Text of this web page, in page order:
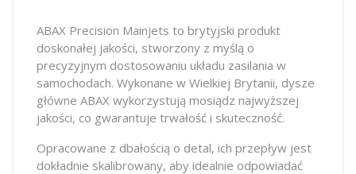
ABAX Precision Mainjets to brytyjski produkt
doskonałej jakości, stworzony z myślą o
precyzyjnym dostosowaniu układu zasilania w
samochodach. Wykonane w Wielkiej Brytanii, dysze
główne ABAX wykorzystują mosiądz najwyższej
jakości, co gwarantuje trwałość i skuteczność.
Opracowane z dbałością o detal, ich przepływ jest
dokładnie skalibrowany, aby idealnie odpowiadać